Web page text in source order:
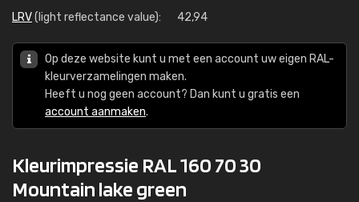
LRV(light reflectance value): 42,94
Op deze website kunt u met een account uw eigen RAL-
kleurverzamelingen maken.
Heeft u nog geen account? Dan kunt u gratis een
account aanmaken.
Kleurimpressie RAL 160 70 30
Mountain lake green